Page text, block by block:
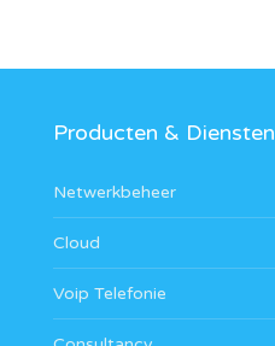
Producten & Diensten
Netwerkbeheer
Cloud
Voip Telefonie